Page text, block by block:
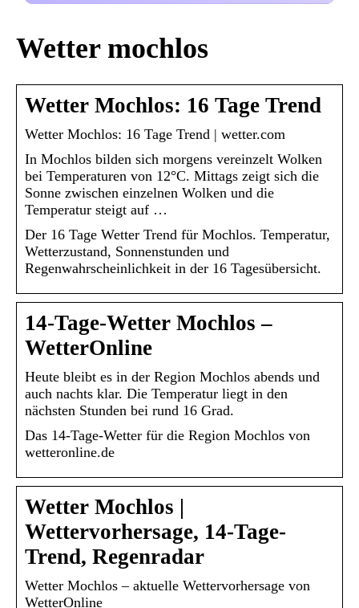
Wetter mochlos
Wetter Mochlos: 16 Tage Trend
Wetter Mochlos: 16 Tage Trend | wetter.com
In Mochlos bilden sich morgens vereinzelt Wolken
bei Temperaturen von 12°C. Mittags zeigt sich die
Sonne zwischen einzelnen Wolken und die
Temperatur steigt auf …
Der 16 Tage Wetter Trend für Mochlos. Temperatur,
Wetterzustand, Sonnenstunden und
Regenwahrscheinlichkeit in der 16 Tagesübersicht.
14-Tage-Wetter Mochlos –
WetterOnline
Heute bleibt es in der Region Mochlos abends und
auch nachts klar. Die Temperatur liegt in den
nächsten Stunden bei rund 16 Grad.
Das 14-Tage-Wetter für die Region Mochlos von
wetteronline.de
Wetter Mochlos |
Wettervorhersage, 14-Tage-
Trend, Regenradar
Wetter Mochlos – aktuelle Wettervorhersage von
WetterOnline